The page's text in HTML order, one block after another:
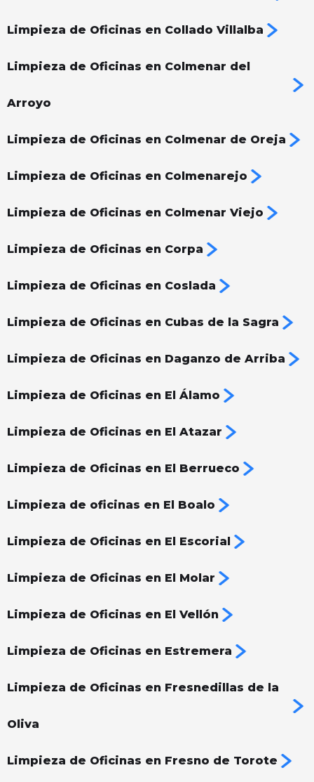
Limpieza de Oficinas en Collado Villalba
Limpieza de Oficinas en Colmenar del
Arroyo
Limpieza de Oficinas en Colmenar de Oreja
Limpieza de Oficinas en Colmenarejo
Limpieza de Oficinas en Colmenar Viejo
Limpieza de Oficinas en Corpa
Limpieza de Oficinas en Coslada
Limpieza de Oficinas en Cubas de la Sagra
Limpieza de Oficinas en Daganzo de Arriba
Limpieza de Oficinas en El Álamo
Limpieza de Oficinas en El Atazar
Limpieza de Oficinas en El Berrueco
Limpieza de oficinas en El Boalo
Limpieza de Oficinas en El Escorial
Limpieza de Oficinas en El Molar
Limpieza de Oficinas en El Vellón
Limpieza de Oficinas en Estremera
Limpieza de Oficinas en Fresnedillas de la
Oliva
Limpieza de Oficinas en Fresno de Torote